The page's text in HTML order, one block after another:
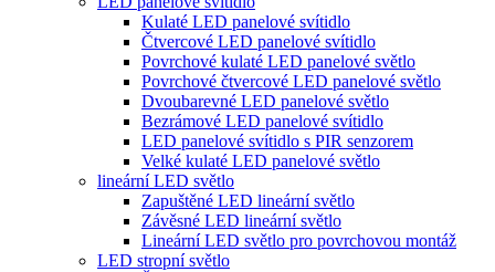
Kulaté LED panelové svítidlo
Čtvercové LED panelové svítidlo
Povrchové kulaté LED panelové světlo
Povrchové čtvercové LED panelové světlo
Dvoubarevné LED panelové světlo
Bezrámové LED panelové svítidlo
LED panelové svítidlo s PIR senzorem
Velké kulaté LED panelové světlo
lineární LED světlo
Zapuštěné LED lineární světlo
Závěsné LED lineární světlo
Lineární LED světlo pro povrchovou montáž
LED stropní světlo